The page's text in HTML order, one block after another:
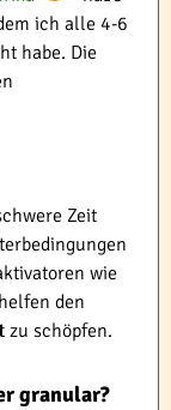
ich alle 4-6
habe. Die
Zeit
wie
den
zu schöpfen.
granular?